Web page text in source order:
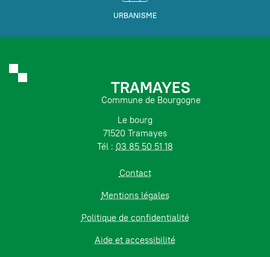
URBANISME
TRAMAYES
Commune de Bourgogne
Le bourg
71520 Tramayes
Tél : 03 85 50 51 18
Contact
Mentions légales
Politique de confidentialité
Aide et accessibilité